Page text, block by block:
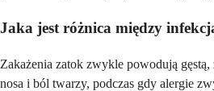
Jaka jest różnica między
Zakażenia zatok zwykle powodują
nosa i ból twarzy, podczas gdy alergie